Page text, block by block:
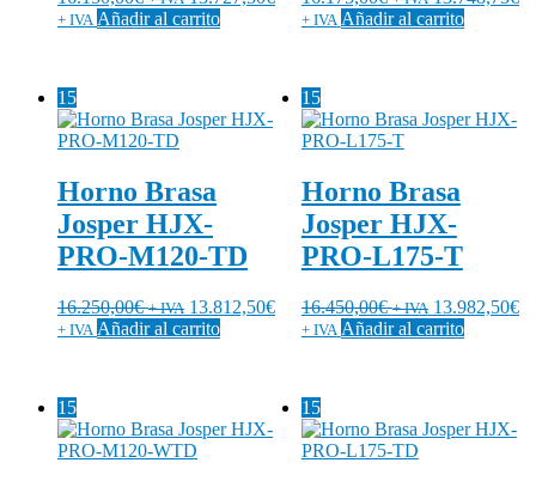
+ IVA Añadir al carrito + IVA Añadir al carrito
15
Horno Brasa
Josper HJX-
PRO-M120-TD
16.250,00€ + IVA 13.812,50€
+ IVA Añadir al carrito
15
Horno Brasa
Josper HJX-
PRO-L175-T
16.450,00€ + IVA 13.982,50€
+ IVA Añadir al carrito
15 15